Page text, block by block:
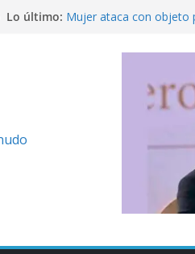
Lo último: Mujer ataca con objeto
México busca reactivar
Michoacán a los
Ofrece SEP
Rechaza Nahle
de los alcaldes de